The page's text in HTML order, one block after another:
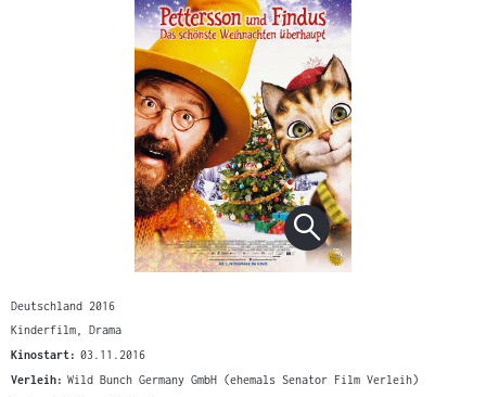
Deutschland 2016
Kinderfilm, Drama
Kinostart: 03.11.2016
Verleih: Wild Bunch Germany GmbH (ehemals Senator Film Verleih)